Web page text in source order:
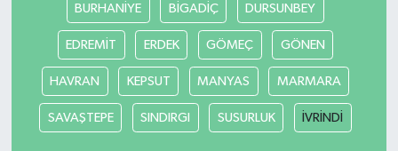
BURHANİYE BİGADİÇ DURSUNBEY
EDREMİT ERDEK GÖMEÇ GÖNEN
HAVRAN KEPSUT MANYAS MARMARA
SAVAŞTEPE SINDIRGI SUSURLUK İVRİNDİ